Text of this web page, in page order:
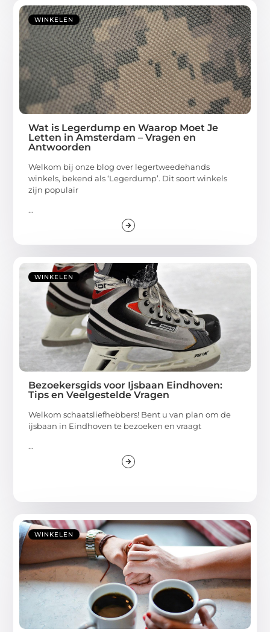
WINKELEN
Wat is Legerdump en Waarop Moet Je
Letten in Amsterdam – Vragen en
Antwoorden
Welkom bij onze blog over legertweedehands
winkels, bekend als ‘Legerdump’. Dit soort winkels
zijn populair
...
WINKELEN
Bezoekersgids voor Ijsbaan Eindhoven:
Tips en Veelgestelde Vragen
Welkom schaatsliefhebbers! Bent u van plan om de
ijsbaan in Eindhoven te bezoeken en vraagt
...
WINKELEN